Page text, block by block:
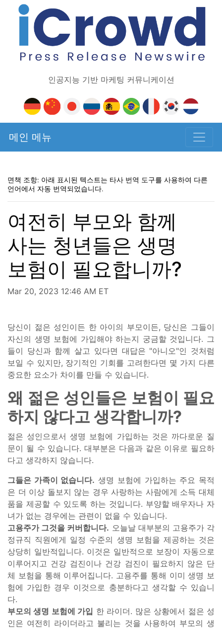
인공지능 기반 마케팅 커뮤니케이션
메인 메뉴
면책 조항: 아래 표시된 텍스트는 타사 번역 도구를 사용하여 다른
언어에서 자동 번역되었습니다.
여전히 부모와 함께
사는 청년들은 생명
보험이 필요합니까?
Mar 20, 2023 12:46 AM ET
당신이 젊은 성인이든 한 아이의 부모이든, 당신은 그들이
자신의 생명 보험에 가입해야 하는지 궁금할 것입니다. 그
들이 당신과 함께 살고 있다면 대답은 "아니오"인 것처럼
보일 수 있지만, 장기적인 기회를 고려한다면 몇 가지 다른
중요한 요소가 차이를 만들 수 있습니다.
왜 젊은 성인들은 보험이 필요
하지 않다고 생각합니까?
젊은 성인으로서 생명 보험에 가입하는 것은 까다로운 질
문이 될 수 있습니다. 대부분은 다음과 같은 이유로 필요하
다고 생각하지 않습니다.
그들은 가족이 없습니다. 생명 보험에 가입하는 주요 목적
은 더 이상 돌보지 않는 경우 사랑하는 사람에게 소득 대체
품을 제공할 수 있도록 하는 것입니다. 부양할 배우자나 자
녀가 없는 경우에는 관련이 없을 수 있습니다.
고용주가 그것을 커버합니다. 오늘날 대부분의 고용주가 각
정규직 직원에게 일정 수준의 생명 보험을 제공하는 것은
상당히 일반적입니다. 이것은 일반적으로 보장이 자동으로
이루어지고 건강 검진이나 건강 검진이 필요하지 않은 단
체 보험을 통해 이루어집니다. 고용주를 통해 이미 생명 보
험에 가입한 경우 이것으로 충분하다고 생각할 수 있습니
다.
부모의 생명 보험에 가입 한 라이더. 많은 상황에서 젊은 성
인은 여전히 라이더라고 불리는 것을 사용하여 부모의 생